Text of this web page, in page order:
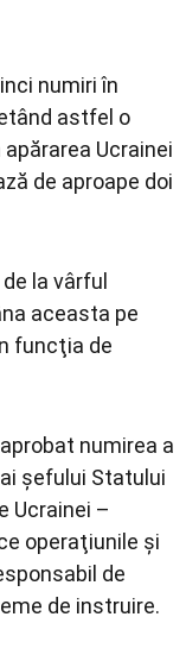
numiri în
astfel o
Ucrainei
de aproape doi
la vârful
aceasta pe
funcţia de
numirea a
şefului Statului
Ucrainei –
operaţiunile şi
de
de instruire.